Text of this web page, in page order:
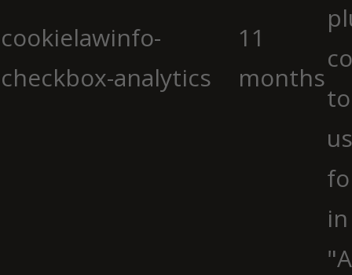
cookielawinfo-
checkbox-analytics
11
months